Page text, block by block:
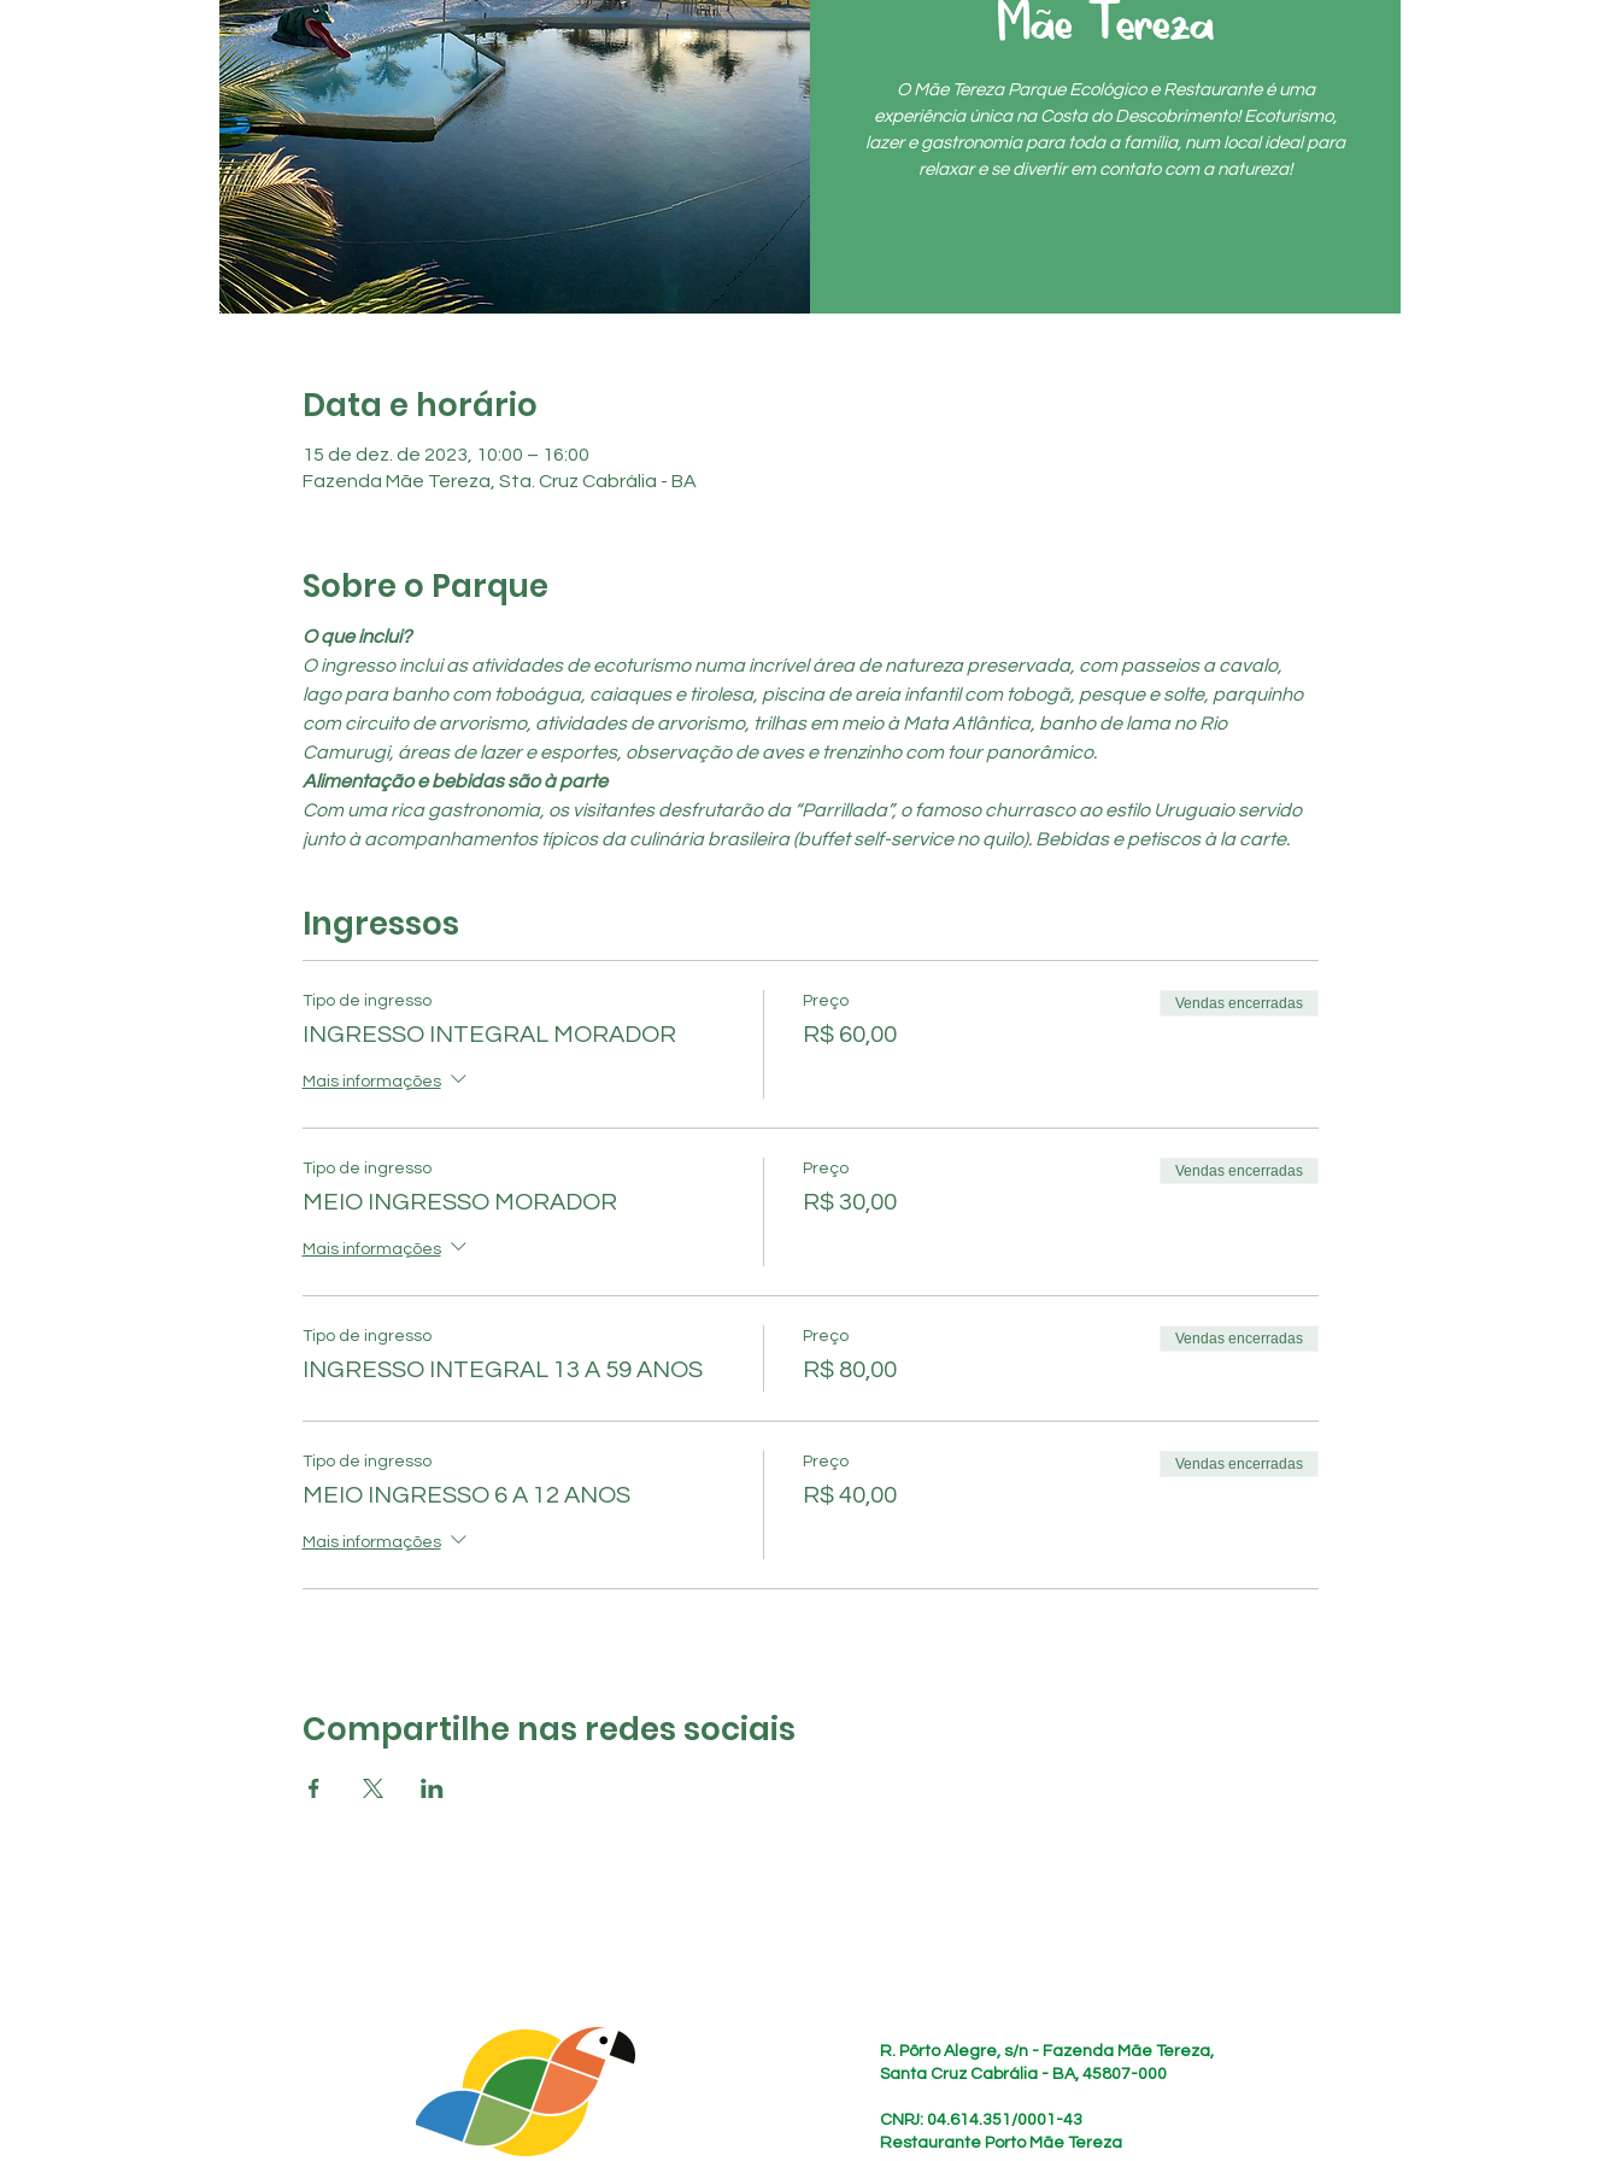
Mãe Tereza
O Mãe Tereza Parque Ecológico e Restaurante é uma
experiência única na Costa do Descobrimento! Ecoturismo,
lazer e gastronomia para toda a família, num local ideal para
relaxar e se divertir em contato com a natureza!
Data e horário
15 de dez. de 2023, 10:00 – 16:00
Fazenda Mãe Tereza, Sta. Cruz Cabrália - BA
Sobre o Parque
O que inclui?
O ingresso inclui as atividades de ecoturismo numa incrível área de natureza preservada, com passeios a cavalo,
lago para banho com toboágua, caiaques e tirolesa, piscina de areia infantil com tobogã, pesque e solte, parquinho
com circuito de arvorismo, atividades de arvorismo, trilhas em meio à Mata Atlântica, banho de lama no Rio
Camurugi, áreas de lazer e esportes, observação de aves e trenzinho com tour panorâmico.
Alimentação e bebidas são à parte
Com uma rica gastronomia, os visitantes desfrutarão da “Parrillada”, o famoso churrasco ao estilo Uruguaio servido
junto à acompanhamentos típicos da culinária brasileira (buffet self-service no quilo). Bebidas e petiscos à la carte.
Ingressos
Tipo de ingresso
INGRESSO INTEGRAL MORADOR
Mais informações
Preço
R$ 60,00
Vendas encerradas
Tipo de ingresso
MEIO INGRESSO MORADOR
Mais informações
Preço
R$ 30,00
Vendas encerradas
Tipo de ingresso
INGRESSO INTEGRAL 13 A 59 ANOS
Preço
R$ 80,00
Vendas encerradas
Tipo de ingresso
MEIO INGRESSO 6 A 12 ANOS
Mais informações
Preço
R$ 40,00
Vendas encerradas
Compartilhe nas redes sociais
R. Pôrto Alegre, s/n - Fazenda Mãe Tereza,
Santa Cruz Cabrália - BA, 45807-000
CNPJ: 04.614.351/0001-43
Restaurante Porto Mãe Tereza